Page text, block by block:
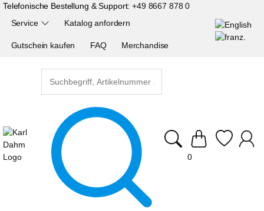
Telefonische Bestellung & Support:+49 8667 878 0
Service Katalog anfordern
Gutschein kaufen FAQ Merchandise
0